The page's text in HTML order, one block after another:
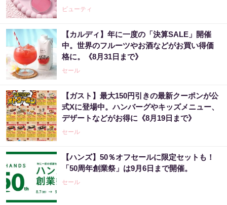
ビューティ
【カルディ】年に一度の「決算SALE」開催
中。世界のフルーツやお酒などがお買い得価
格に。《8月31日まで》
セール
【ガスト】最大150円引きの最新クーポンが公
式Xに登場中。ハンバーグやキッズメニュー、
デザートなどがお得に《8月19日まで》
セール
【ハンズ】50％オフセールに限定セットも！
「50周年創業祭」は9月6日まで開催。
セール